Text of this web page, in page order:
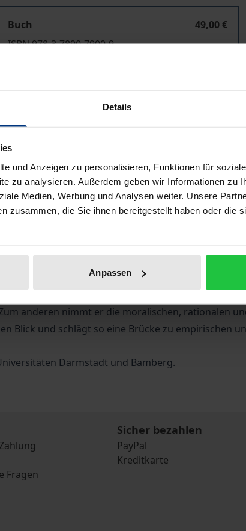
Details
und Anzeigen zu personalisieren, Funktionen für
zu analysieren. Außerdem geben wir Informationen zu
Medien, Werbung und Analysen weiter. Unsere
zusammen, die Sie ihnen bereitgestellt haben oder die
Anpassen
Buch
49,00 €
ISBN 978-3-7890-7900-9
In den Warenkorb Zur Wunschliste
Bibliografische Angaben
Kooperation ist in den letzten Jahren
wie in thematisch verwandten Kontexten der
den Mikro-Fundierungen politischer Ordnung
und philosophischer Perspektive mit
anderen nimmt er die moralischen, rationalen
Blick und schlägt so eine Brücke zu empirischen
Darmstadt und Bamberg.
Fragen
Sicher bezahlen
PayPal
Kreditkarte